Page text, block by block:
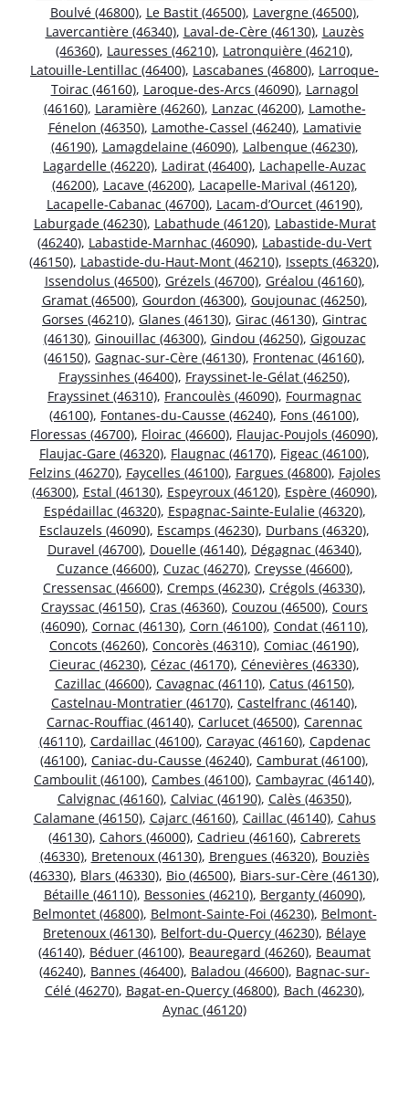
Boulvé (46800), Le Bastit (46500), Lavergne (46500),
Lavercantière (46340), Laval-de-Cère (46130), Lauzès
(46360), Lauresses (46210), Latronquière (46210),
Latouille-Lentillac (46400), Lascabanes (46800), Larroque-
Toirac (46160), Laroque-des-Arcs (46090), Larnagol
(46160), Laramière (46260), Lanzac (46200), Lamothe-
Fénelon (46350), Lamothe-Cassel (46240), Lamativie
(46190), Lamagdelaine (46090), Lalbenque (46230),
Lagardelle (46220), Ladirat (46400), Lachapelle-Auzac
(46200), Lacave (46200), Lacapelle-Marival (46120),
Lacapelle-Cabanac (46700), Lacam-d’Ourcet (46190),
Laburgade (46230), Labathude (46120), Labastide-Murat
(46240), Labastide-Marnhac (46090), Labastide-du-Vert
(46150), Labastide-du-Haut-Mont (46210), Issepts (46320),
Issendolus (46500), Grézels (46700), Gréalou (46160),
Gramat (46500), Gourdon (46300), Goujounac (46250),
Gorses (46210), Glanes (46130), Girac (46130), Gintrac
(46130), Ginouillac (46300), Gindou (46250), Gigouzac
(46150), Gagnac-sur-Cère (46130), Frontenac (46160),
Frayssinhes (46400), Frayssinet-le-Gélat (46250),
Frayssinet (46310), Francoulès (46090), Fourmagnac
(46100), Fontanes-du-Causse (46240), Fons (46100),
Floressas (46700), Floirac (46600), Flaujac-Poujols (46090),
Flaujac-Gare (46320), Flaugnac (46170), Figeac (46100),
Felzins (46270), Faycelles (46100), Fargues (46800), Fajoles
(46300), Estal (46130), Espeyroux (46120), Espère (46090),
Espédaillac (46320), Espagnac-Sainte-Eulalie (46320),
Esclauzels (46090), Escamps (46230), Durbans (46320),
Duravel (46700), Douelle (46140), Dégagnac (46340),
Cuzance (46600), Cuzac (46270), Creysse (46600),
Cressensac (46600), Cremps (46230), Crégols (46330),
Crayssac (46150), Cras (46360), Couzou (46500), Cours
(46090), Cornac (46130), Corn (46100), Condat (46110),
Concots (46260), Concorès (46310), Comiac (46190),
Cieurac (46230), Cézac (46170), Cénevières (46330),
Cazillac (46600), Cavagnac (46110), Catus (46150),
Castelnau-Montratier (46170), Castelfranc (46140),
Carnac-Rouffiac (46140), Carlucet (46500), Carennac
(46110), Cardaillac (46100), Carayac (46160), Capdenac
(46100), Caniac-du-Causse (46240), Camburat (46100),
Camboulit (46100), Cambes (46100), Cambayrac (46140),
Calvignac (46160), Calviac (46190), Calès (46350),
Calamane (46150), Cajarc (46160), Caillac (46140), Cahus
(46130), Cahors (46000), Cadrieu (46160), Cabrerets
(46330), Bretenoux (46130), Brengues (46320), Bouziès
(46330), Blars (46330), Bio (46500), Biars-sur-Cère (46130),
Bétaille (46110), Bessonies (46210), Berganty (46090),
Belmontet (46800), Belmont-Sainte-Foi (46230), Belmont-
Bretenoux (46130), Belfort-du-Quercy (46230), Bélaye
(46140), Béduer (46100), Beauregard (46260), Beaumat
(46240), Bannes (46400), Baladou (46600), Bagnac-sur-
Célé (46270), Bagat-en-Quercy (46800), Bach (46230),
Aynac (46120)